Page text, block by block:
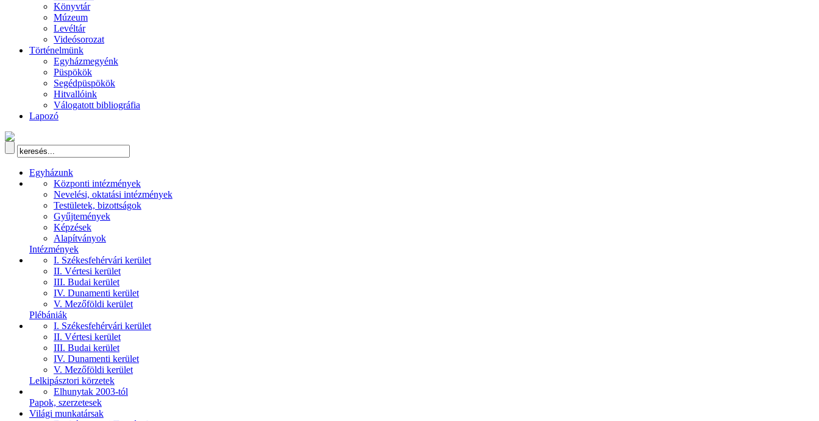
Könyvtár
Múzeum
Levéltár
Videósorozat
Történelmünk
Egyházmegyénk
Püspökök
Segédpüspökök
Hitvallóink
Válogatott bibliográfia
Lapozó
Egyházunk
Központi intézmények
Nevelési, oktatási intézmények
Testületek, bizottságok
Gyűjtemények
Képzések
Alapítványok
Intézmények
I. Székesfehérvári kerület
II. Vértesi kerület
III. Budai kerület
IV. Dunamenti kerület
V. Mezőföldi kerület
Plébániák
I. Székesfehérvári kerület
II. Vértesi kerület
III. Budai kerület
IV. Dunamenti kerület
V. Mezőföldi kerület
Lelkipásztori körzetek
Elhunytak 2003-tól
Papok, szerzetesek
Világi munkatársak